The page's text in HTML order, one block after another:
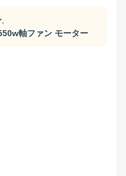
軸ファン モーター